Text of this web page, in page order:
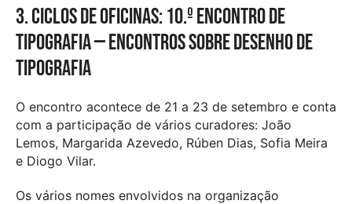
3. Ciclos de oficinas: 10.º encontro de
tipografia — encontros sobre desenho de
tipografia
O encontro acontece de 21 a 23 de setembro e conta
com a participação de vários curadores: João
Lemos, Margarida Azevedo, Rúben Dias, Sofia Meira
e Diogo Vilar.
Os vários nomes envolvidos na organização